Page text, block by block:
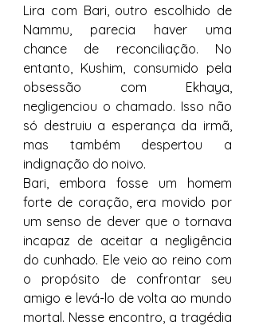
Lira com Bari, outro escolhido de
Nammu, parecia haver uma
chance de reconciliação. No
entanto, Kushim, consumido pela
obsessão com Ekhaya,
negligenciou o chamado. Isso não
só destruiu a esperança da irmã,
mas também despertou a
indignação do noivo.
Bari, embora fosse um homem
forte de coração, era movido por
um senso de dever que o tornava
incapaz de aceitar a negligência
do cunhado. Ele veio ao reino com
o propósito de confrontar seu
amigo e levá-lo de volta ao mundo
mortal. Nesse encontro, a tragédia